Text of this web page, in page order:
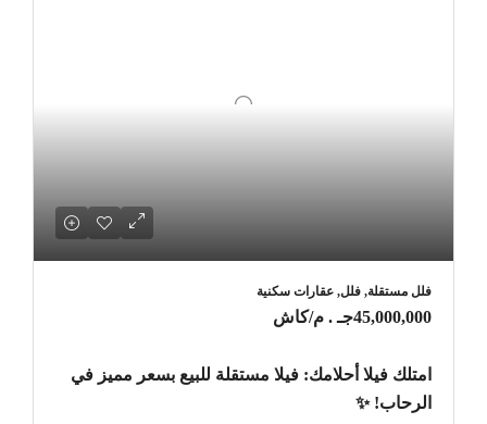
فلل مستقلة, فلل, عقارات سكنية
45,000,000جـ . م /كاش
امتلك فيلا أحلامك: فيلا مستقلة للبيع بسعر مميز في
الرحاب! ✨